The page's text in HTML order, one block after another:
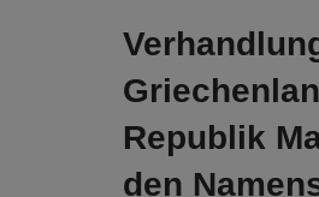
Republik
den